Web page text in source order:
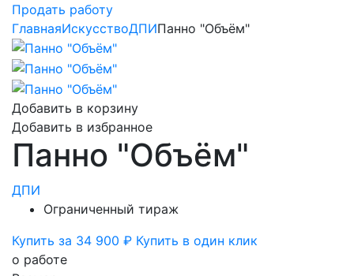
Продать работу
ГлавнаяИскусствоДПИПанно "Объём"
Добавить в корзину
Добавить в избранное
Панно "Объём"
ДПИ
Ограниченный тираж
Купить за 34 900 ₽ Купить в один клик
о работе